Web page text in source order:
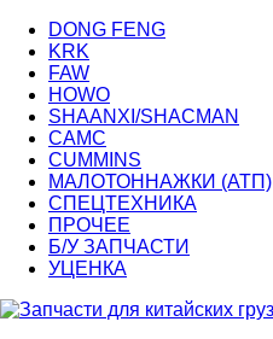
DONG FENG
KRK
FAW
HOWO
SHAANXI/SHACMAN
CAMC
CUMMINS
МАЛОТОННАЖКИ (АТП)
СПЕЦТЕХНИКА
ПРОЧЕЕ
Б/У ЗАПЧАСТИ
УЦЕНКА